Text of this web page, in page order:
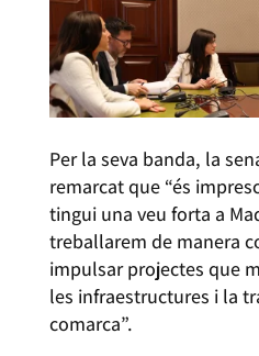
Per la seva banda, la
remarcat que “és
tingui una veu forta a
treballarem de manera
impulsar projectes que
les infraestructures i la
comarca”.